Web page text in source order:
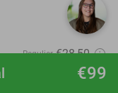
€99
8.3star
Regulier €28,50
€21,50